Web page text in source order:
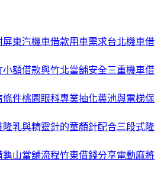
屏東汽機車借款用車需求台北機車借
額借款與竹北當舖安全三重機車借
件桃園眼科專業抽化糞池與電梯保
隆乳與精靈針的童顏針配合三段式隆
山當舖流程竹東借錢分享電動麻將